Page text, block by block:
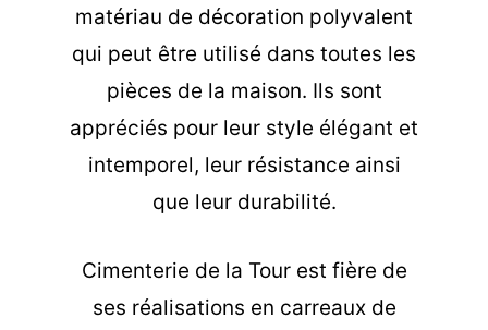
matériau de décoration polyvalent
qui peut être utilisé dans toutes les
pièces de la maison. Ils sont
appréciés pour leur style élégant et
intemporel, leur résistance ainsi
que leur durabilité.
Cimenterie de la Tour est fière de
ses réalisations en carreaux de